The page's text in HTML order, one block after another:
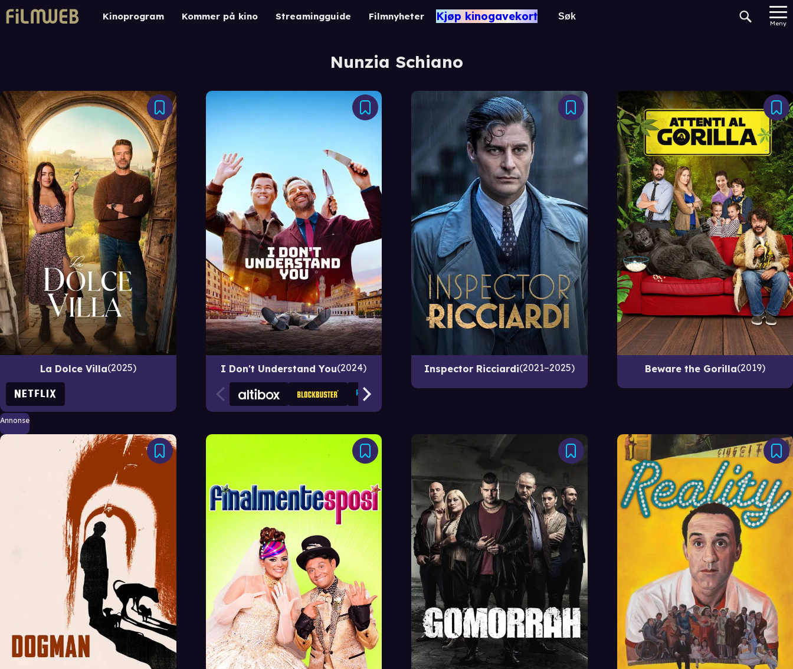
Kinoprogram Kommer på kino Streamingguide Filmnyheter Kjøp kinogavekort
Meny
Nunzia Schiano
La Dolce Villa 2025 I Don't Understand You 2024 Inspector Ricciardi 2021–2025 Beware the Gorilla 2019
Annonse